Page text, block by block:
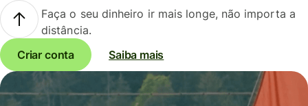
Faça o seu dinheiro ir mais longe, não importa a
distância.
Criar conta
Saiba mais